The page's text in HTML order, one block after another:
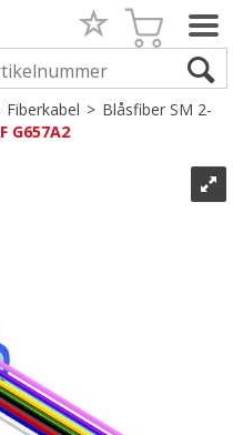
Fiberkabel>Blåsfiber SM 2-
G657A2